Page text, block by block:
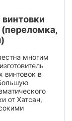
многим
винтовок в
от Хатсан,